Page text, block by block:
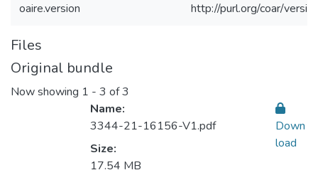
oaire.version http://purl.org/coar/
Files
Original bundle
Now showing 1 - 3 of 3
Name:
3344-21-16156-V1.pdf
Size:
17.54 MB
Down
load